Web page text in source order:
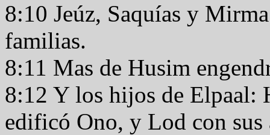
8:10 Jeúz, Saquías y
familias.
8:11 Mas de Husim
8:12 Y los hijos de Elpaal:
edificó Ono, y Lod con sus